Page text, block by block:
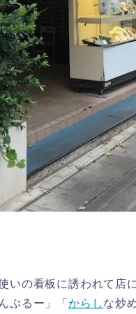
いの看板に誘われて店
ぷるー」「からしな炒